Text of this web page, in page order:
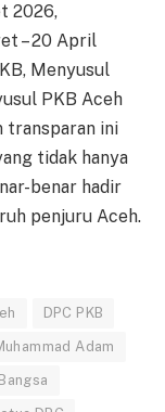
2026,
– 20 April
Menyusul
PKB Aceh
transparan ini
tidak hanya
benar hadir
penjuru Aceh.
DPC PKB
Adam